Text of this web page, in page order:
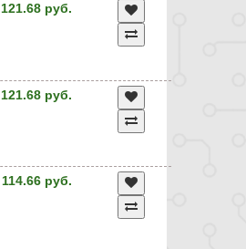
121.68 руб.
121.68 руб.
114.66 руб.